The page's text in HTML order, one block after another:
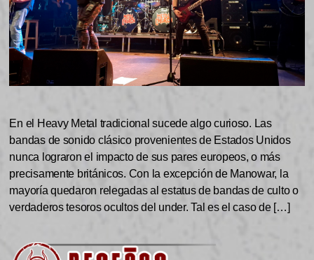
En el Heavy Metal tradicional sucede algo curioso. Las
bandas de sonido clásico provenientes de Estados Unidos
nunca lograron el impacto de sus pares europeos, o más
precisamente británicos. Con la excepción de Manowar, la
mayoría quedaron relegadas al estatus de bandas de culto o
verdaderos tesoros ocultos del under. Tal es el caso de […]